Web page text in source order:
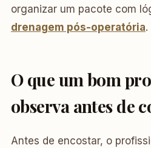
organizar um pacote com
drenagem pós-operatória.
O que um bom
observa antes de
Antes de encostar, o